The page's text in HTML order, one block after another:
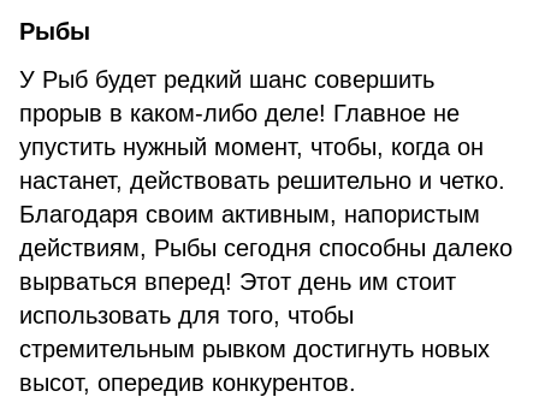
Рыбы
У Рыб будет редкий шанс совершить
прорыв в каком-либо деле! Главное не
упустить нужный момент, чтобы, когда он
настанет, действовать решительно и четко.
Благодаря своим активным, напористым
действиям, Рыбы сегодня способны далеко
вырваться вперед! Этот день им стоит
использовать для того, чтобы
стремительным рывком достигнуть новых
высот, опередив конкурентов.